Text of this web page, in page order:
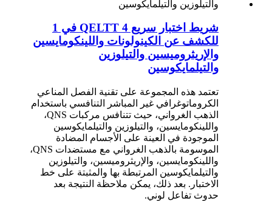
شريط اختبار سريع QELTT 4 في 1
للكشف عن الكينولونات واللينكومايسين
والإريثروميسين والتيلوزين
والتيلمايكوسين
تعتمد هذه المجموعة على تقنية الفصل المناعي
الكروماتوغرافي غير المباشر التنافسي باستخدام
الذهب الغرواني، حيث تتنافس مركبات QNS،
واللينكومايسين، والتيلوزين والتيلمايكوسين
الموجودة في العينة على الأجسام المضادة
الموسومة بالذهب الغرواني مع مستضدات QNS،
واللينكومايسين، والإريثروميسين، والتيلوزين
والتيلمايكوسين المرتبطة بها والمثبتة على خط
الاختبار. بعد ذلك، يمكن ملاحظة النتيجة بعد
حدوث تفاعل لوني.